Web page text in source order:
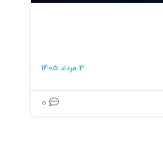
3 مرداد 1405